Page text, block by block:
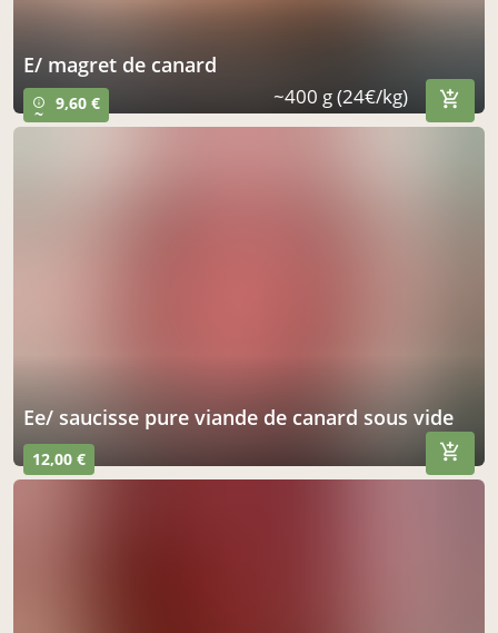
e/ magret de canard
info_outline
~ 9,60 € ~400 g (24€/kg)
ee/ saucisse pure viande de canard sous vide
12,00 €